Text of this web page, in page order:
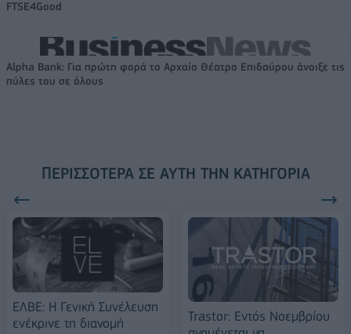
FTSE4Good
Alpha Bank: Για πρώτη φορά το Αρχαίο Θέατρο Επιδαύρου άνοιξε τις
πύλες του σε όλους
ΠΕΡΙΣΣΌΤΕΡΑ ΣΕ ΑΥΤΉ ΤΗΝ ΚΑΤΗΓΟΡΊΑ
ΕΛΒΕ: Η Γενική Συνέλευση
ενέκρινε τη διανομή
Trastor: Εντός Νοεμβρίου